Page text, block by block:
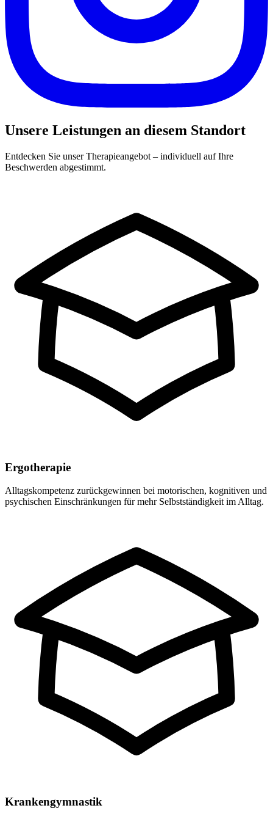
Unsere Leistungen an diesem Standort
Entdecken Sie unser Therapieangebot – individuell auf Ihre
Beschwerden abgestimmt.
Ergotherapie
Alltagskompetenz zurückgewinnen bei motorischen, kognitiven und
psychischen Einschränkungen für mehr Selbstständigkeit im Alltag.
Krankengymnastik